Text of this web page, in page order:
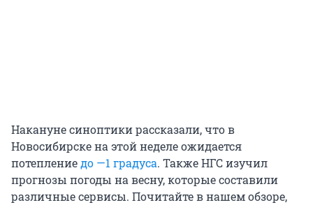
Накануне синоптики рассказали, что в
Новосибирске на этой неделе ожидается
потеплениедо —1 градуса. Также НГС изучил
прогнозы погоды на весну, которые составили
различные сервисы. Почитайте в нашем обзоре,